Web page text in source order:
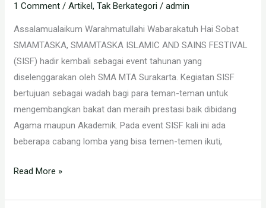
1 Comment /Artikel,Tak Berkategori /admin
Assalamualaikum Warahmatullahi Wabarakatuh Hai Sobat
SMAMTASKA, SMAMTASKA ISLAMIC AND SAINS FESTIVAL
(SISF) hadir kembali sebagai event tahunan yang
diselenggarakan oleh SMA MTA Surakarta. Kegiatan SISF
bertujuan sebagai wadah bagi para teman-teman untuk
mengembangkan bakat dan meraih prestasi baik dibidang
Agama maupun Akademik. Pada event SISF kali ini ada
beberapa cabang lomba yang bisa temen-temen ikuti,
(SISF)
Read More »